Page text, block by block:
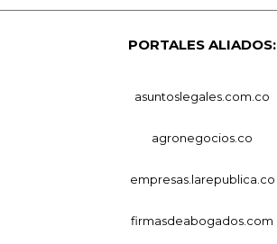
PORTALES ALIADOS:
asuntoslegales.com.co
agronegocios.co
empresas.larepublica.co
firmasdeabogados.com